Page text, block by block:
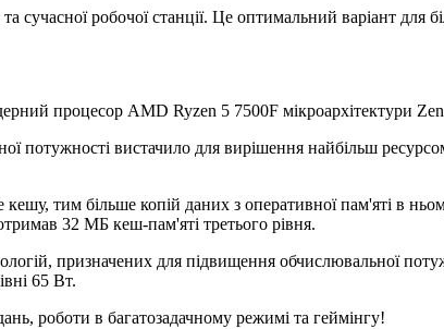
сучасної робочої станції. Це оптимальний варіант для
процесор AMD Ryzen 5 7500F мікроархітектури
вистачило для вирішення найбільш
тим більше копій даних з оперативної пам'яті в
32 МБ кеш-пам'яті третього рівня.
призначених для підвищення обчислювальної
65 Вт.
роботи в багатозадачному режимі та геймінгу!